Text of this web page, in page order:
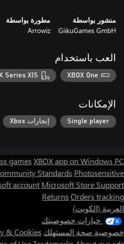
منشور بواسطة
GiikuGames GmbH
مطورة بواسطة
Arrowiz
العب باستخدام
XBOX One
Series X|S
الإمكانات
Single player إنجازات Xbox
games XBOX app on Windows PC
Standards Photosensitive
account Microsoft Store Support
Returns Orders tracking
العربية (الكويت)
خيارات خصوصيتك
خصوصية صحة المستهلك & Cookies